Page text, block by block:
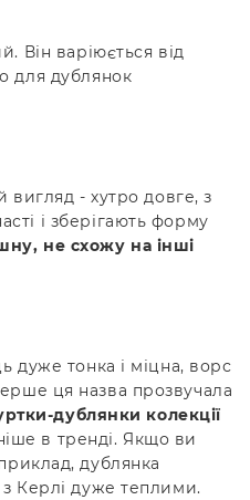
Він варіюється від
для дублянок
вигляд - хутро довге, з
і зберігають форму
не схожу на інші
дуже тонка і міцна, ворс
ця назва прозвучала
дублянки колекції
в тренді. Якщо ви
дублянка
Керлі дуже теплими.